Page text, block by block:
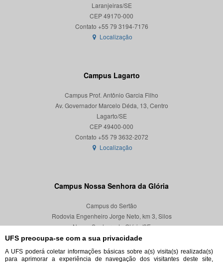
UFS preocupa-se com a sua privacidade
A UFS poderá coletar informações básicas sobre a(s) visita(s) realizada(s)
para aprimorar a experiência de navegação dos visitantes deste site,
Laranjeiras/SE
CEP 49170-000
Localização
Campus Lagarto
Campus Prof. Antônio Garcia Filho
Av. Governador Marcelo Déda, 13, Centro
Lagarto/SE
CEP 49400-000
Localização
Campus Nossa Senhora da Glória
Campus do Sertão
Rodovia Engenheiro Jorge Neto, km 3, Silos
Nossa Senhora da Glória/SE
CEP 49680-000
Localização